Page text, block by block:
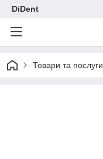
DiDent
Товари та послуги